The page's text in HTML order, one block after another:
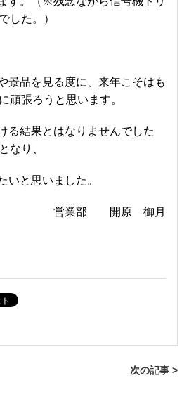
した。）
景品を見る度に、来年こそはも
頑張ろうと思います。
る結果とはなりませんでした
なり、
いと思いました。
営業部 開原 御月
次の記事 >